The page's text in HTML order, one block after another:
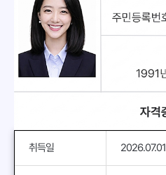
취득일 2026.07.01